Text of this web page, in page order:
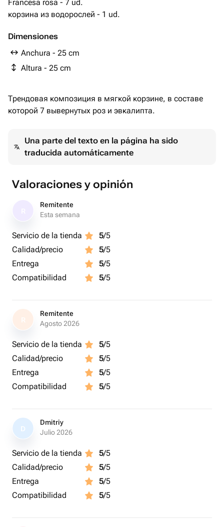
Francesa rosa - 7 ud.
корзина из водорослей - 1 ud.
Dimensiones
Anchura - 25 cm
Altura - 25 cm
Трендовая композиция в мягкой корзине, в составе
которой 7 вывернутых роз и эвкалипта.
Una parte del texto en la página ha sido
traducida automáticamente
Valoraciones y opinión
Remitente
Esta semana
Servicio de la tienda 5/5
Calidad/precio
5/5
Entrega
5/5
Compatibilidad
5/5
R
Remitente
Agosto 2026
Servicio de la tienda 5/5
Calidad/precio
5/5
Entrega
5/5
Compatibilidad
5/5
D
Dmitriy
Julio 2026
Servicio de la tienda 5/5
Calidad/precio
5/5
Entrega
5/5
Compatibilidad
5/5